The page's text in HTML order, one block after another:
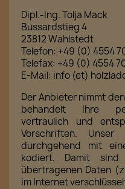
Dipl.-Ing. Tolja Mack
Bussardstieg 4
23812 Wahlstedt
Telefon: +49 (0) 4554
Telefax: +49 (0) 4554
E-Mail: info (et)
Der Anbieter nimmt
behandelt Ihre
vertraulich und
Vorschriften.
durchgehend mit
kodiert. Damit
übertragenen Daten
im Internet